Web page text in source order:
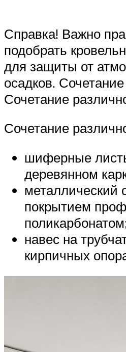
Справка! Важно
подобрать
для защиты от
осадков.
Сочетание
Сочетание
шиферные
деревянном
металлический
покрытием
навес на
кирпичных